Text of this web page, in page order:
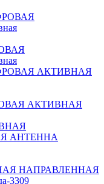
АКТИВНАЯ
НАПРАВЛЕННАЯ
3309